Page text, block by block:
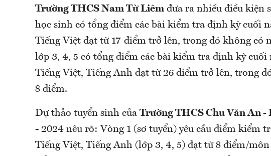
Trường THCS Nam Từ Liêm đưa ra nhiều điều kiện
học sinh có tổng điểm các bài kiểm tra định kỳ cuối
Tiếng Việt đạt từ 17 điểm trở lên, trong đó không có
lớp 3, 4, 5 có tổng điểm các bài kiểm tra định kỳ cuối
Tiếng Việt, Tiếng Anh đạt từ 26 điểm trở lên, trong
8 điểm.
Dự thảo tuyển sinh của Trường THCS Chu Văn An -
- 2024 nêu rõ: Vòng 1 (sơ tuyển) yêu cầu điểm kiểm
Tiếng Việt, Tiếng Anh (lớp 3, 4, 5) đạt từ 8 điểm/